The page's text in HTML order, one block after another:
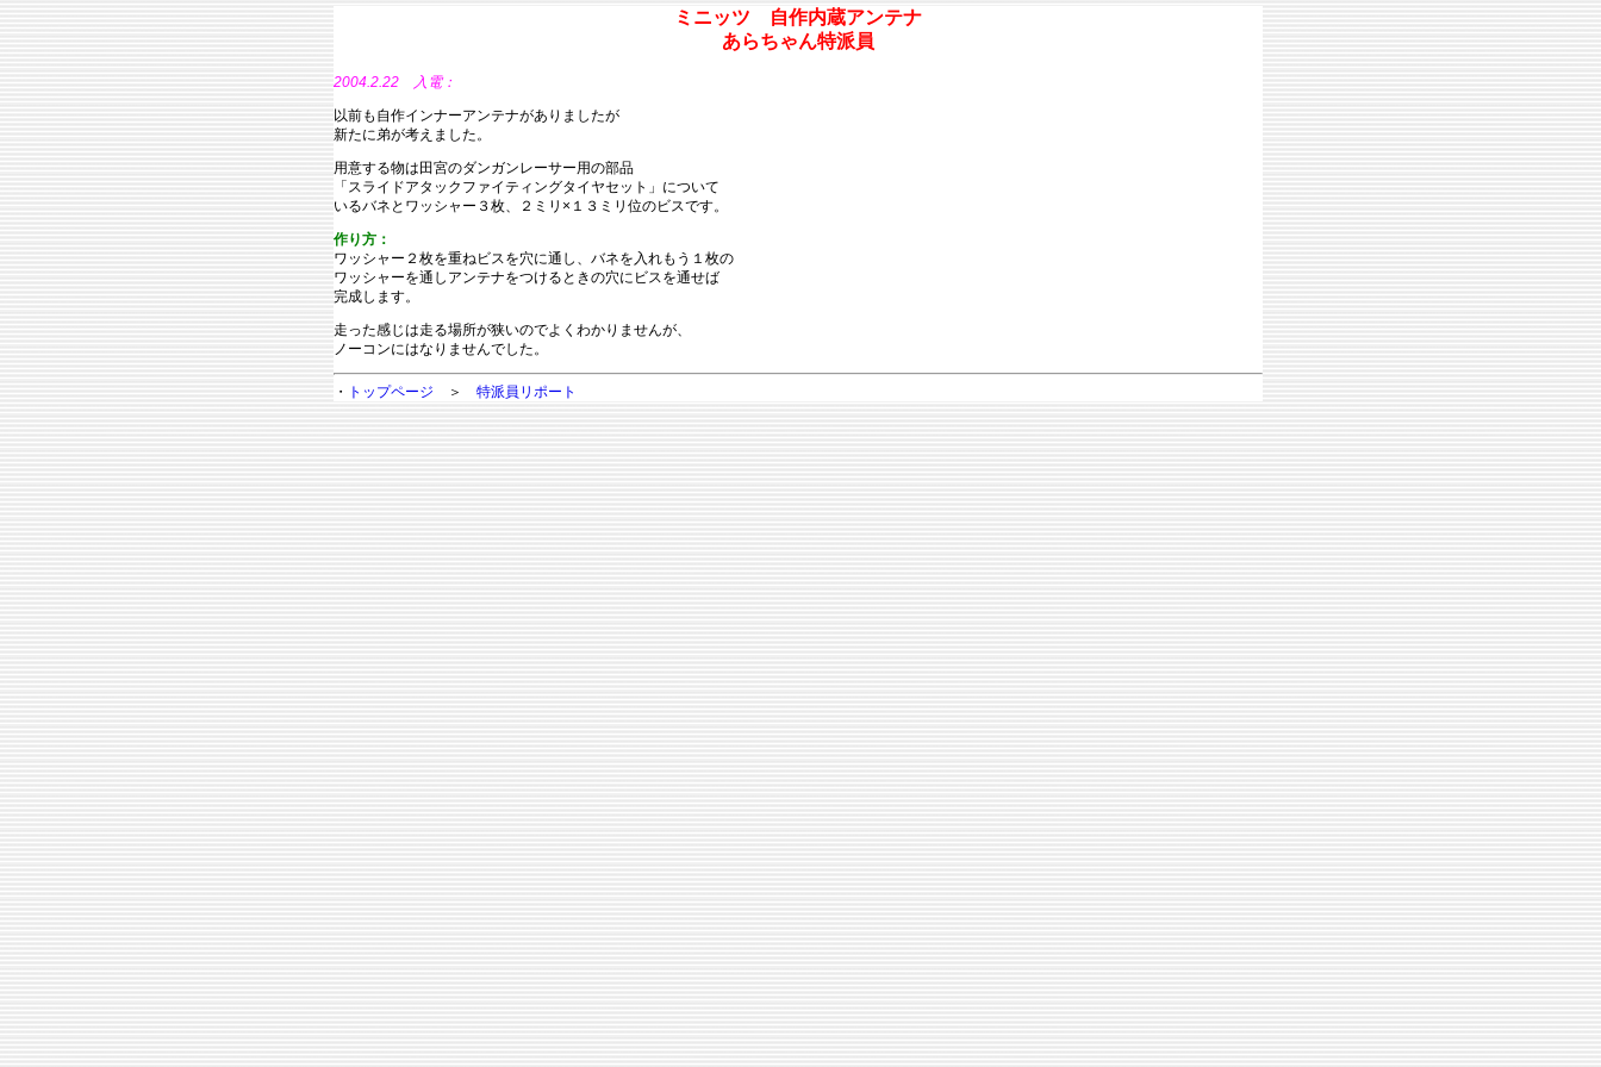
ミニッツ 自作内蔵アンテナ
あらちゃん特派員
2004.2.22 入電：
以前も自作インナーアンテナがありましたが
新たに弟が考えました。
用意する物は田宮のダンガンレーサー用の部品
「スライドアタックファイティングタイヤセット」について
いるバネとワッシャー３枚、２ミリ×１３ミリ位のビスです。
作り方：
ワッシャー２枚を重ねビスを穴に通し、バネを入れもう１枚の
ワッシャーを通しアンテナをつけるときの穴にビスを通せば
完成します。
走った感じは走る場所が狭いのでよくわかりませんが、
ノーコンにはなりませんでした。
・ トップページ ＞ 特派員リポート